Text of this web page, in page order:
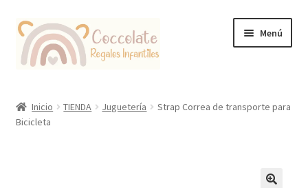
Ir
la
Ir
contenido
Menú
Coccolate Puericultura y Juguetería Educativa
Inicio TIENDA Juguetería
Strap Correa de transporte para
Bicicleta